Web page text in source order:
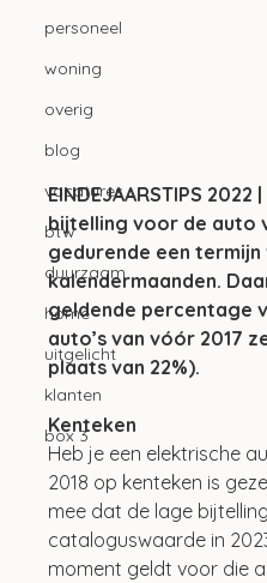
personeel
woning
overig
blog
vacatures
btw
duurzaam
home
uitgelicht
klanten
box 3
EINDEJAARSTIPS
bijtelling voor de auto
gedurende een
kalendermaanden.
geldende percentage
auto’s van vóór 2017
plaats van 22%).
Kenteken
Heb je een elektrische
2018 op kenteken is
mee dat de lage
cataloguswaarde in
moment geldt voor die